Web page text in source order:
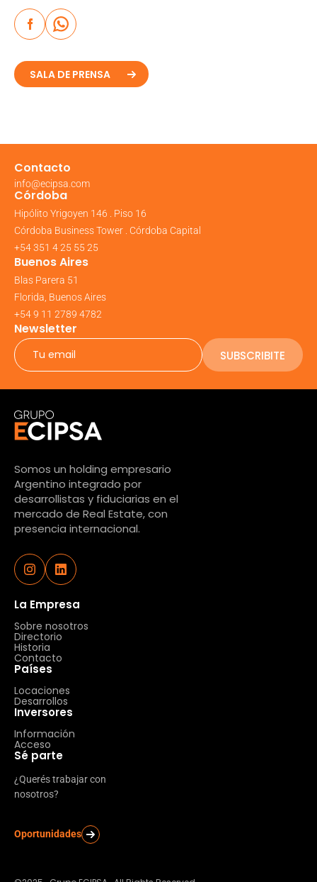
SALA DE PRENSA
Contacto
info@ecipsa.com
Córdoba
Hipólito Yrigoyen 146 . Piso 16
Córdoba Business Tower . Córdoba Capital
+54 351 4 25 55 25
Buenos Aires
Blas Parera 51
Florida, Buenos Aires
+54 9 11 2789 4782
Newsletter
SUBSCRIBITE
Somos un holding empresario
Argentino integrado por
desarrollistas y fiduciarias en el
mercado de Real Estate, con
presencia internacional.
La Empresa
Sobre nosotros
Directorio
Historia
Contacto
Países
Locaciones
Desarrollos
Inversores
Información
Acceso
Sé parte
¿Querés trabajar con
nosotros?
Oportunidades